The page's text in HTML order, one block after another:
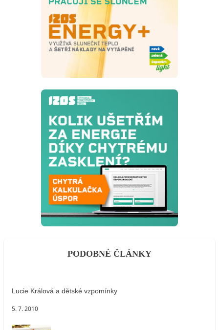
PODOBNÉ ČLÁNKY
Lucie Králová a dětské vzpomínky
5. 7. 2010